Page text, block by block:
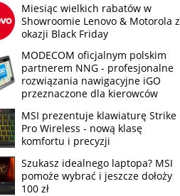
Miesiąc wielkich rabatów w
Showroomie Lenovo & Motorola z
okazji Black Friday
MODECOM oficjalnym polskim
partnerem NNG - profesjonalne
rozwiązania nawigacyjne iGO
przeznaczone dla kierowców
MSI prezentuje klawiaturę Strike
Pro Wireless - nową klasę
komfortu i precyzji
Szukasz idealnego laptopa? MSI
pomoże wybrać i jeszcze dołoży
100 zł